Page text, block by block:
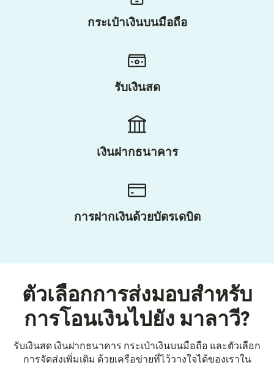
กระเป๋าเงินบนมือถือ
รับเงินสด
เงินฝากธนาคาร
การฝากเงินด้วยบัตรเดบิต
ตัวเลือกการส่งมอบสำหรับ
การโอนเงินไปยัง มาลาวี?
รับเงินสด เงินฝากธนาคาร กระเป๋าเงินบนมือถือ และตัวเลือก
การจัดส่งเพิ่มเติม ด้วยเครือข่ายที่ไว้วางใจได้ของเราใน